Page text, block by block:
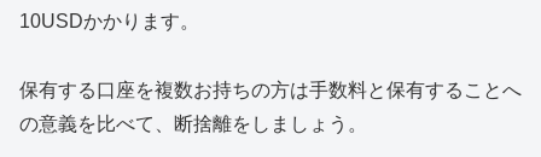
10USDかかります。
保有する口座を複数お持ちの方は手数料と保有することへ
の意義を比べて、断捨離をしましょう。